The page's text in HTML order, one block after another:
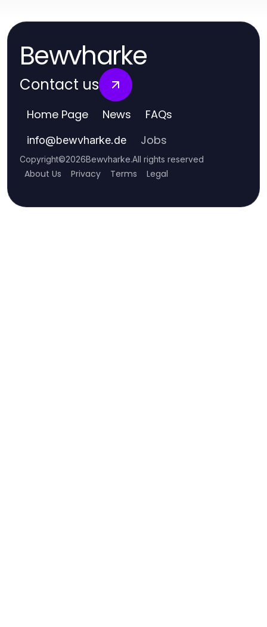
Bewvharke
Contact us
Home Page News FAQs
info@bewvharke.de Jobs
Copyright©2026Bewvharke.All rights reserved
About Us Privacy Terms Legal